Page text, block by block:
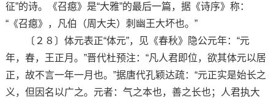
征”的诗。《召癋》是“大雅”的最后一篇，据《诗序》称：
“《召癋》，凡伯（周大夫）刺幽王大坏也。”
〔２８〕体元表正“体元”，见《春秋》隐公元年：“元
年，春，王正月。”晋代杜预注：“凡人君即位，欲其体元以居
正，故不言一年一月也。”据唐代孔颖达疏：“元正实是始长之
义，但因名以广之。元者：气之本也，善之长也；人君执大